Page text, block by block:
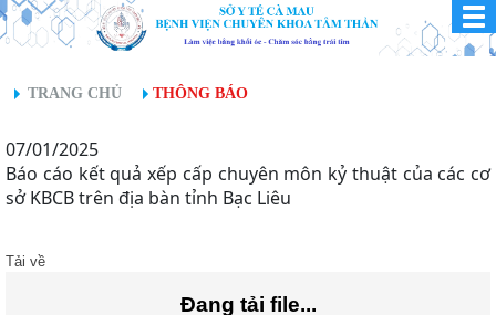
TRANG CHỦ THÔNG BÁO
07/01/2025
Báo cáo kết quả xếp cấp chuyên môn kỷ thuật của các cơ
sở KBCB trên địa bàn tỉnh Bạc Liêu
Tải về